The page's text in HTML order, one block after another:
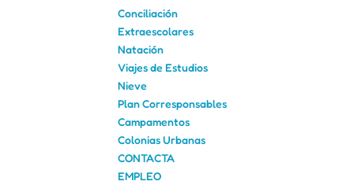
Conciliación
Extraescolares
Natación
Viajes de Estudios
Nieve
Plan Corresponsables
Campamentos
Colonias Urbanas
CONTACTA
EMPLEO